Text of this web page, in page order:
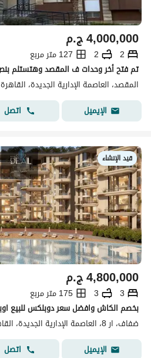
ج.م4,000,000
2
2
127 متر مربع
المقصد، العاصمة الإدارية الجديدة، القاهرة
الإيميل
اتصل
قيد الإنشاء
ج.م4,800,000
3
3
175 متر مربع
ضفاف، ار 8، العاصمة الإدارية الجديدة، القاهرة
الإيميل
اتصل